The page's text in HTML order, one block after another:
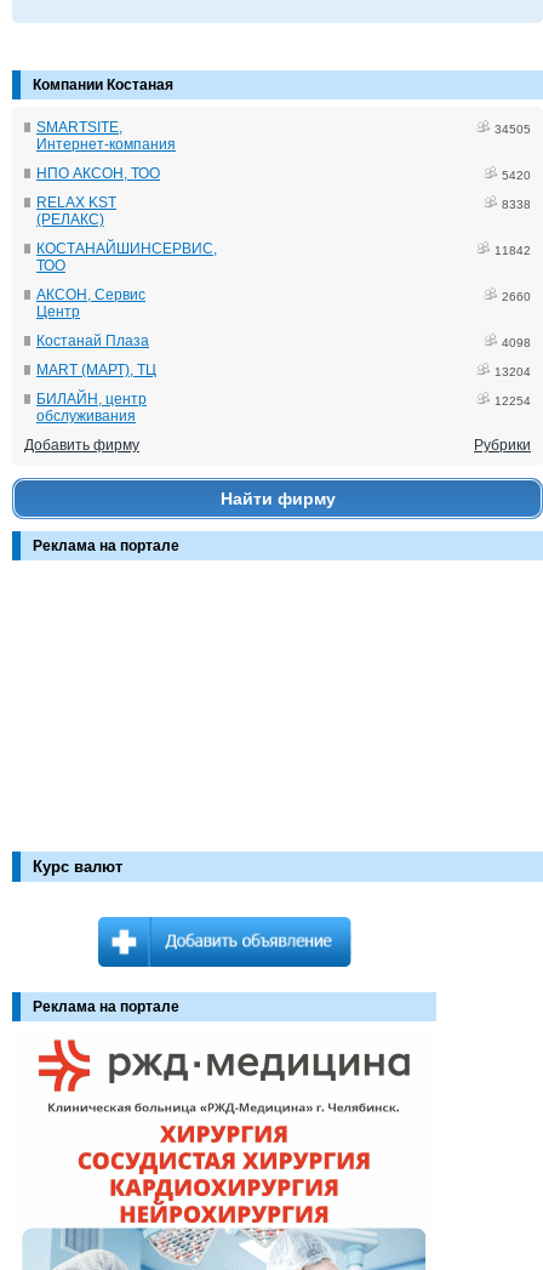
Компании Костаная
SMARTSITE,
Интернет-компания
34505
НПО АКСОН, ТОО 5420
RELAX KST
(РЕЛАКС)
8338
КОСТАНАЙШИНСЕРВИС,
ТОО
11842
АКСОН, Сервис
Центр
2660
Костанай Плаза 4098
MART (МАРТ), ТЦ 13204
БИЛАЙН, центр
обслуживания
12254
Добавить фирму Рубрики
Найти фирму
Реклама на портале
Курс валют
Реклама на портале